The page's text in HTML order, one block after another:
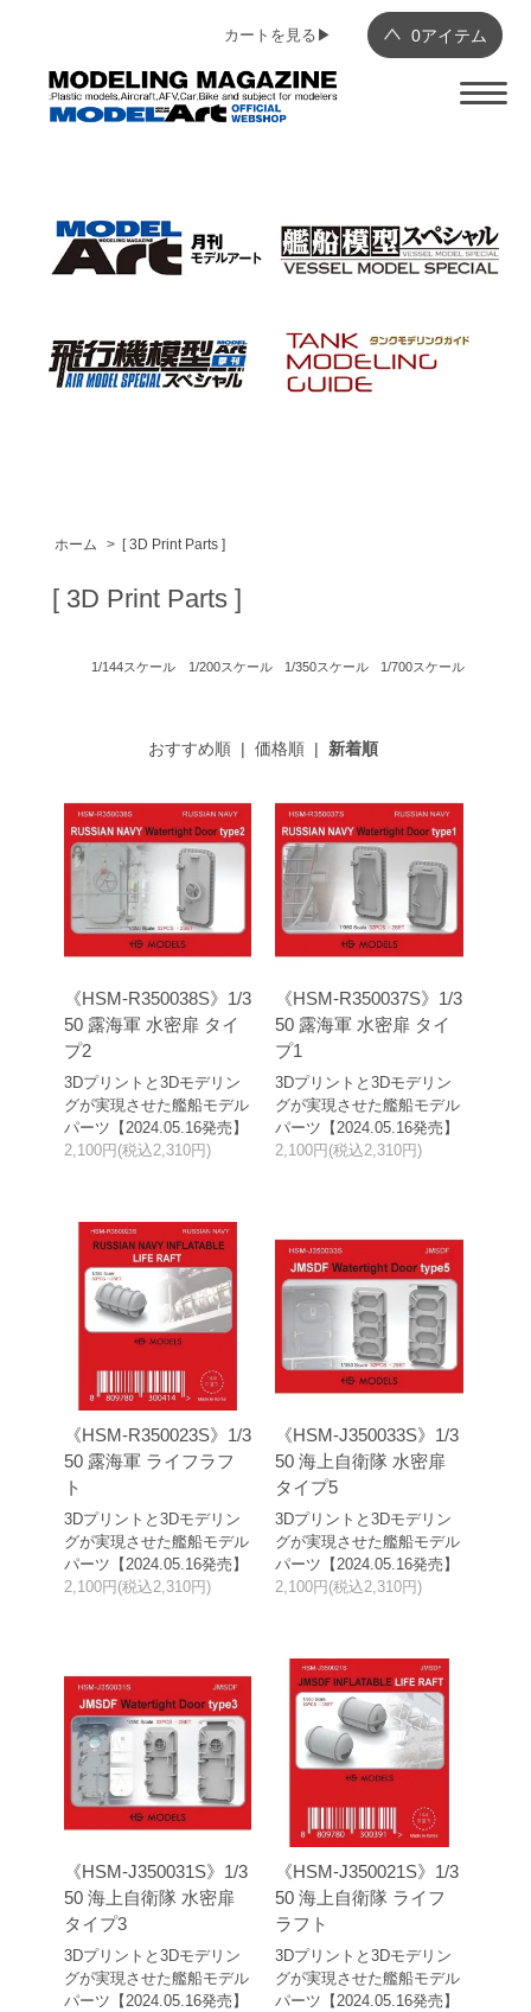
0アイテム
カートを見る▶︎
ホーム > [ 3D Print Parts ]
[ 3D Print Parts ]
1/144スケール 1/200スケール 1/350スケール 1/700スケール
おすすめ順 |価格順 | 新着順
《HSM-R350038S》1/3
50 露海軍 水密扉 タイ
プ2
3Dプリントと3Dモデリン
グが実現させた艦船モデル
パーツ【2024.05.16発売】
2,100円(税込2,310円)
《HSM-R350037S》1/3
50 露海軍 水密扉 タイ
プ1
3Dプリントと3Dモデリン
グが実現させた艦船モデル
パーツ【2024.05.16発売】
2,100円(税込2,310円)
《HSM-R350023S》1/3
50 露海軍 ライフラフ
ト
3Dプリントと3Dモデリン
グが実現させた艦船モデル
パーツ【2024.05.16発売】
2,100円(税込2,310円)
《HSM-J350033S》1/3
50 海上自衛隊 水密扉
タイプ5
3Dプリントと3Dモデリン
グが実現させた艦船モデル
パーツ【2024.05.16発売】
2,100円(税込2,310円)
《HSM-J350031S》1/3
50 海上自衛隊 水密扉
タイプ3
3Dプリントと3Dモデリン
グが実現させた艦船モデル
パーツ【2024.05.16発売】
《HSM-J350021S》1/3
50 海上自衛隊 ライフ
ラフト
3Dプリントと3Dモデリン
グが実現させた艦船モデル
パーツ【2024.05.16発売】